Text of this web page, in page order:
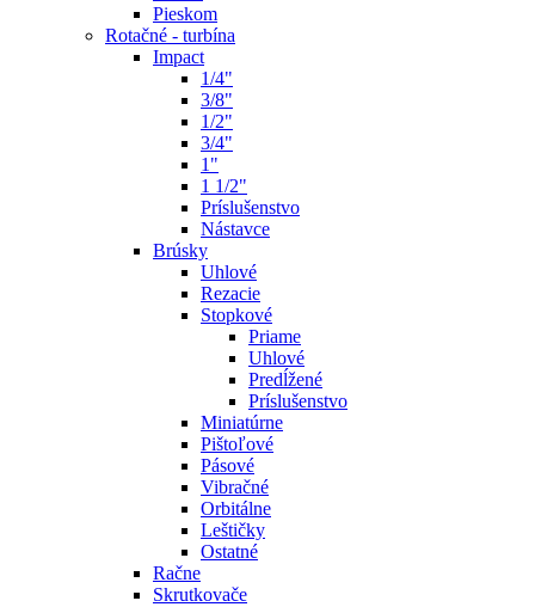
Pieskom
Rotačné - turbína
Impact
1/4"
3/8"
1/2"
3/4"
1"
1 1/2"
Príslušenstvo
Nástavce
Brúsky
Uhlové
Rezacie
Stopkové
Priame
Uhlové
Predĺžené
Príslušenstvo
Miniatúrne
Pištoľové
Pásové
Vibračné
Orbitálne
Leštičky
Ostatné
Račne
Skrutkovače